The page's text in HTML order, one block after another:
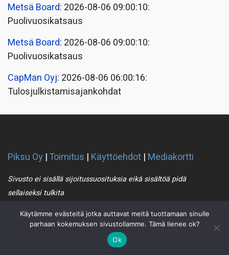
Metsä Board: 2026-08-06 09:00:10:
Puolivuosikatsaus
Metsä Board: 2026-08-06 09:00:10:
Puolivuosikatsaus
CapMan Oyj: 2026-08-06 06:00:16:
Tulosjulkistamisajankohdat
Piksu Oy |Toimitus | Käyttöehdot | Mediakortti
Sivusto ei sisällä sijoitussuosituksia eikä sisältöä pidä
sellaiseksi tulkita
Piksu RSS
Käytämme evästeitä jotka auttavat meitä tuottamaan sinulle
parhaan kokemuksen sivustollamme. Tämä lienee ok?
Ok